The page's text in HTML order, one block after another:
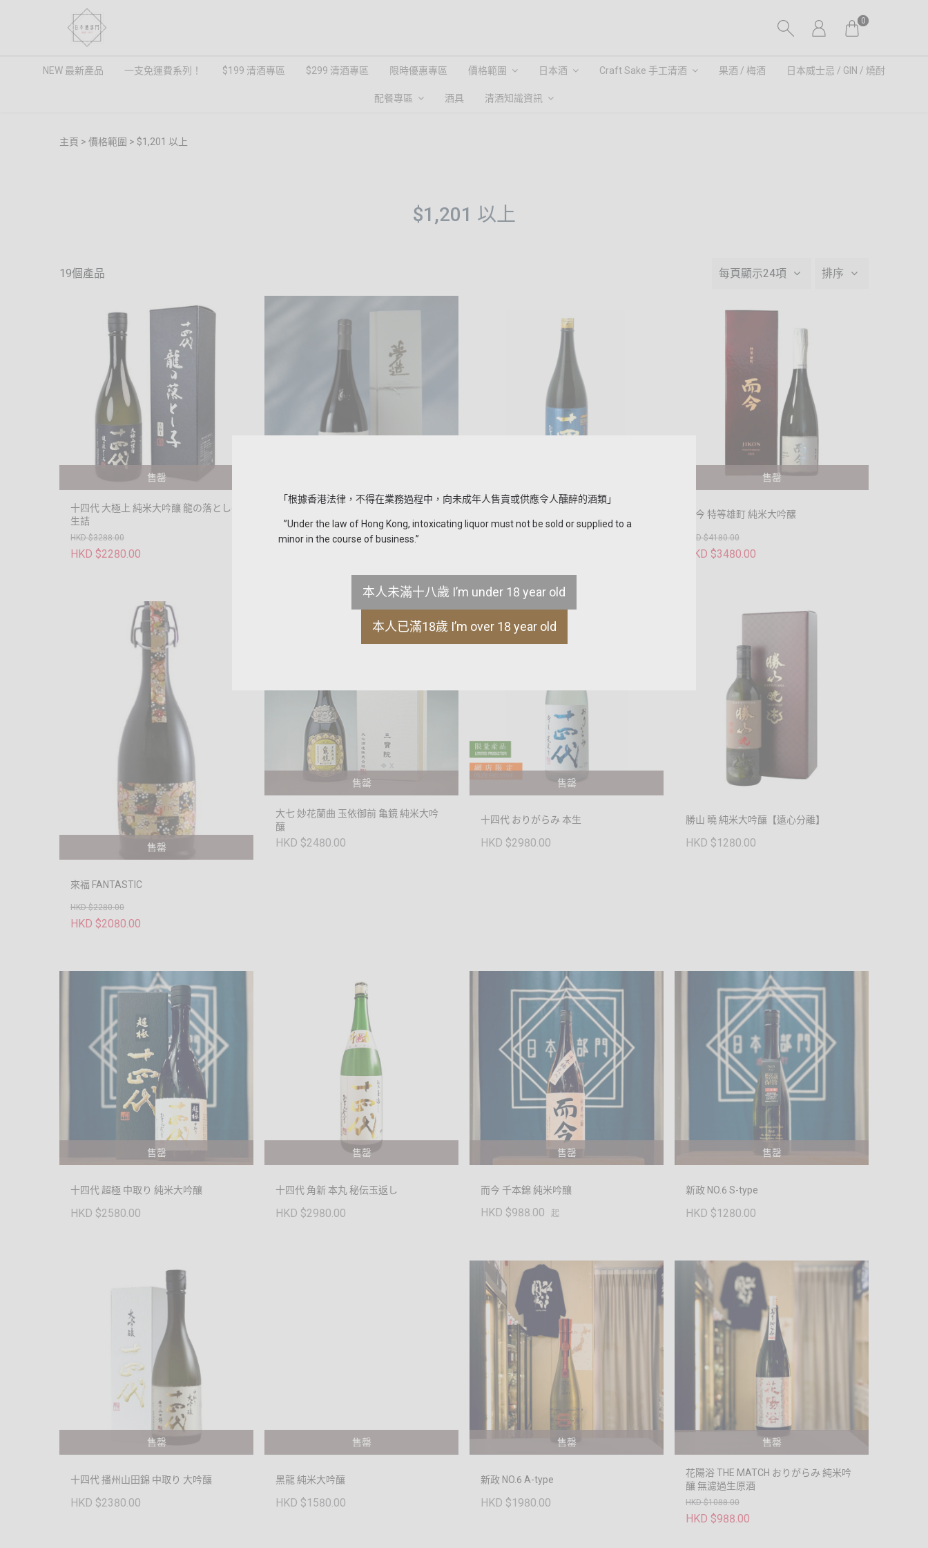
0
NEW 最新產品 一支免運費系列！ $199 清酒專區 $299 清酒專區 限時優惠專區 價格範圍 日本酒 Craft Sake 手工清酒 果酒 / 梅酒 日本威士忌 / GIN / 燒酎
配餐專區 酒具 清酒知識資訊
主頁 價格範圍 $1,201 以上
$1,201 以上
每頁顯示24項 排序
19個產品
售罄
十四代 大極上 純米大吟釀 龍の落とし子
生詰
HKD $3288.00
HKD $2280.00
HKD $1488.00
售罄
而今 特等雄町 純米大吟醸
HKD $4180.00
HKD $3480.00
售罄
來福 FANTASTIC
HKD $2280.00
HKD $2080.00
售罄
大七 妙花蘭曲 玉依御前 亀鏡 純米大吟
釀
HKD $2480.00
售罄
十四代 おりがらみ 本生
HKD $2980.00
勝山 曉 純米大吟釀【遠心分離】
HKD $1280.00
售罄
十四代 超極 中取り 純米大吟釀
HKD $2580.00
售罄
十四代 角新 本丸 秘伝玉返し
HKD $2980.00
售罄
而今 千本錦 純米吟釀
HKD $988.00 起
售罄
新政 NO.6 S-type
HKD $1280.00
售罄
十四代 播州山田錦 中取り 大吟釀
HKD $2380.00
售罄
黑龍 純米大吟釀
HKD $1580.00
售罄
新政 NO.6 A-type
HKD $1980.00
售罄
花陽浴 THE MATCH おりがらみ 純米吟
釀 無濾過生原酒
HKD $1088.00
HKD $988.00
「根據香港法律，不得在業務過程中，向未成年人售賣或供應令人醺醉的酒類」
”Under the law of Hong Kong, intoxicating liquor must not be sold or supplied to a
minor in the course of business.”
本人未滿十八歲 I’m under 18 year old
本人已滿18歲 I’m over 18 year old